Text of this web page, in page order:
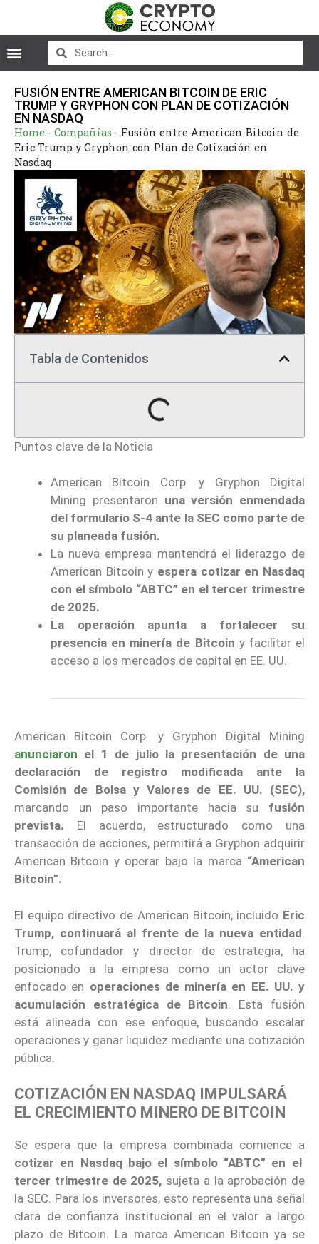
FUSIÓN ENTRE AMERICAN BITCOIN DE ERIC
TRUMP Y GRYPHON CON PLAN DE COTIZACIÓN
EN NASDAQ
Home - Compañías - Fusión entre American Bitcoin de
Eric Trump y Gryphon con Plan de Cotización en
Nasdaq
Tabla de Contenidos
Puntos clave de la Noticia
American Bitcoin Corp. y Gryphon Digital
Mining presentaron una versión enmendada
del formulario S-4 ante la SEC como parte de
su planeada fusión.
La nueva empresa mantendrá el liderazgo de
American Bitcoin y espera cotizar en Nasdaq
con el símbolo “ABTC” en el tercer trimestre
de 2025.
La operación apunta a fortalecer su
presencia en minería de Bitcoin y facilitar el
acceso a los mercados de capital en EE. UU.
American Bitcoin Corp. y Gryphon Digital Mining
anunciaron el 1 de julio la presentación de una
declaración de registro modificada ante la
Comisión de Bolsa y Valores de EE. UU. (SEC),
marcando un paso importante hacia su fusión
prevista. El acuerdo, estructurado como una
transacción de acciones, permitirá a Gryphon adquirir
American Bitcoin y operar bajo la marca“American
Bitcoin”.
El equipo directivo de American Bitcoin, incluido Eric
Trump, continuará al frente de la nueva entidad
Trump, cofundador y director de estrategia, ha
posicionado a la empresa como un actor clave
enfocado en operaciones de minería en EE. UU. y
acumulación estratégica de Bitcoin . Esta fusión
está alineada con ese enfoque, buscando escalar
operaciones y ganar liquidez mediante una cotización
pública.
COTIZACIÓN EN NASDAQ IMPULSARÁ
EL CRECIMIENTO MINERO DE BITCOIN
Se espera que la empresa combinada comience a
cotizar en Nasdaq bajo el símbolo “ABTC” en el
tercer trimestre de 2025, sujeta a la aprobación de
la SEC. Para los inversores, esto representa una señal
clara de confianza institucional en el valor a largo
plazo de Bitcoin. La marca American Bitcoin ya se